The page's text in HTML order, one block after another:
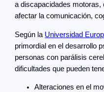
a discapacidades
afectar la comunicación,
Según la Universidad
primordial en el desarrollo
personas con parálisis
dificultades que pueden
Alteraciones en el